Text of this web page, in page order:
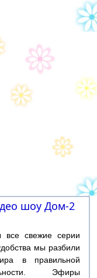
шоу Дом-2
свежие серии
мы разбили
в правильной
Эфиры